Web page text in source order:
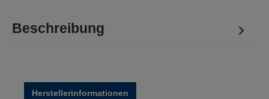
Beschreibung
Herstellerinformationen